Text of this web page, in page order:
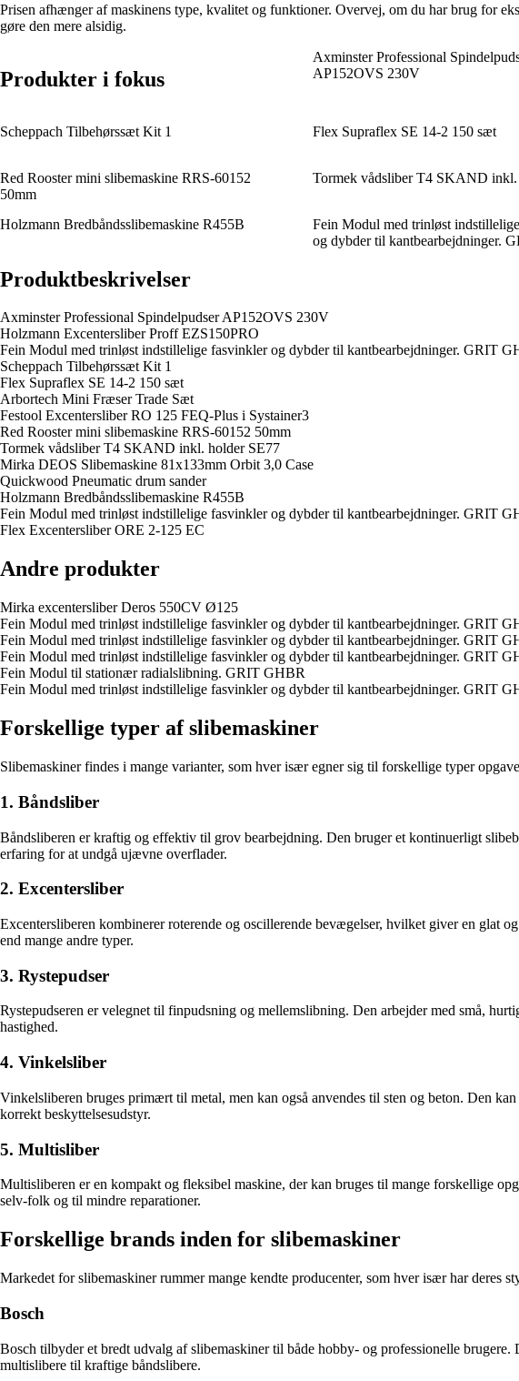
Prisen afhænger af maskinens type, kvalitet og funktioner. Overvej, om du har brug for
gøre den mere alsidig.
Produkter i fokus
Axminster Professional
AP152OVS 230V
Scheppach Tilbehørssæt Kit 1 Flex Supraflex SE 14-2 150 sæt
Red Rooster mini slibemaskine RRS-60152
50mm
Tormek vådsliber T4 SKAND inkl.
Holzmann Bredbåndsslibemaskine R455B
Fein Modul med trinløst
og dybder til kantbearbejdninger.
Produktbeskrivelser
Axminster Professional Spindelpudser AP152OVS 230V
Holzmann Excentersliber Proff EZS150PRO
Fein Modul med trinløst indstillelige fasvinkler og dybder til kantbearbejdninger. GRIT
Scheppach Tilbehørssæt Kit 1
Flex Supraflex SE 14-2 150 sæt
Arbortech Mini Fræser Trade Sæt
Festool Excentersliber RO 125 FEQ-Plus i Systainer3
Red Rooster mini slibemaskine RRS-60152 50mm
Tormek vådsliber T4 SKAND inkl. holder SE77
Mirka DEOS Slibemaskine 81x133mm Orbit 3,0 Case
Quickwood Pneumatic drum sander
Holzmann Bredbåndsslibemaskine R455B
Fein Modul med trinløst indstillelige fasvinkler og dybder til kantbearbejdninger. GRIT
Flex Excentersliber ORE 2-125 EC
Andre produkter
Mirka excentersliber Deros 550CV Ø125
Fein Modul med trinløst indstillelige fasvinkler og dybder til kantbearbejdninger. GRIT
Fein Modul med trinløst indstillelige fasvinkler og dybder til kantbearbejdninger. GRIT
Fein Modul med trinløst indstillelige fasvinkler og dybder til kantbearbejdninger. GRIT
Fein Modul til stationær radialslibning. GRIT GHBR
Fein Modul med trinløst indstillelige fasvinkler og dybder til kantbearbejdninger. GRIT
Forskellige typer af slibemaskiner
Slibemaskiner findes i mange varianter, som hver især egner sig til forskellige typer
1. Båndsliber
Båndsliberen er kraftig og effektiv til grov bearbejdning. Den bruger et kontinuerligt
erfaring for at undgå ujævne overflader.
2. Excentersliber
Excentersliberen kombinerer roterende og oscillerende bevægelser, hvilket giver en
end mange andre typer.
3. Rystepudser
Rystepudseren er velegnet til finpudsning og mellemslibning. Den arbejder med små,
hastighed.
4. Vinkelsliber
Vinkelsliberen bruges primært til metal, men kan også anvendes til sten og beton. Den
korrekt beskyttelsesudstyr.
5. Multisliber
Multisliberen er en kompakt og fleksibel maskine, der kan bruges til mange forskellige
selv-folk og til mindre reparationer.
Forskellige brands inden for slibemaskiner
Markedet for slibemaskiner rummer mange kendte producenter, som hver især har deres
Bosch
Bosch tilbyder et bredt udvalg af slibemaskiner til både hobby- og professionelle
multislibere til kraftige båndslibere.